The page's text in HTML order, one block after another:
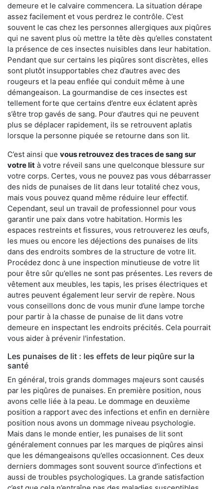
demeure et le calvaire commencera. La situation dérape
assez facilement et vous perdrez le contrôle. C’est
souvent le cas chez les personnes allergiques aux piqûres
qui ne savent plus où mettre la tête dès qu’elles constatent
la présence de ces insectes nuisibles dans leur habitation.
Pendant que sur certains les piqûres sont discrètes, elles
sont plutôt insupportables chez d’autres avec des
rougeurs et la peau enflée qui conduit même à une
démangeaison. La gourmandise de ces insectes est
tellement forte que certains d’entre eux éclatent après
s’être trop gavés de sang. Pour d’autres qui ne peuvent
plus se déplacer rapidement, ils se retrouvent aplatis
lorsque la personne piquée se retourne dans son lit.
C’est ainsi que vous retrouvez des traces de sang sur
votre lit à votre réveil sans une quelconque blessure sur
votre corps. Certes, vous ne pouvez pas vous débarrasser
des nids de punaises de lit dans leur totalité chez vous,
mais vous pouvez quand même réduire leur effectif.
Cependant, seul un travail de professionnel pour vous
garantir une paix dans votre habitation. Hormis les
espaces restreints et fissures, vous retrouverez les œufs,
les mues ou encore les déjections des punaises de lits
dans des endroits sombres de la structure de votre lit.
Procédez donc à une inspection minutieuse de votre lit
pour être sûr qu’elles ne sont pas présentes. Les revers de
vêtement aux meubles, les tapis, les prises électriques et
autres peuvent également leur servir de repère. Nous
vous conseillons donc de vous munir d’une lampe torche
pour partir à la chasse de punaise de lit dans votre
demeure en inspectant les endroits précités. Cela pourrait
vous aider à prévenir l'infestation.
Les punaises de lit : les effets de leur piqûre sur la
santé
En général, trois grands dommages majeurs sont causés
par les piqûres de punaises. En première position, nous
avons celle liée à la peau. Le dommage en deuxième
position a rapport avec des infections et enfin en dernière
position nous avons un dommage niveau psychologie.
Mais dans le monde entier, les punaises de lit sont
généralement connues par les marques de piqûres ainsi
que les démangeaisons qu’elles occasionnent. Ces deux
derniers dommages sont souvent source d’infections et
aussi de troubles psychologiques. La grande satisfaction